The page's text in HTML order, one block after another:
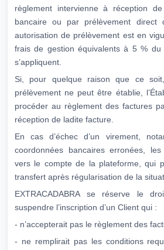
règlement intervienne à réception
bancaire ou par prélèvement direct
autorisation de prélèvement est en
frais de gestion équivalents à 5 %
s’appliquent.
Si, pour quelque raison que ce
prélèvement ne peut être établie,
procéder au règlement des factures
réception de ladite facture.
En cas d’échec d’un virement,
coordonnées bancaires erronées,
vers le compte de la plateforme, qui
transfert après régularisation de la
EXTRACADABRA se réserve le
suspendre l’inscription d’un Client qui :
- n’accepterait pas le règlement des
- ne remplirait pas les conditions